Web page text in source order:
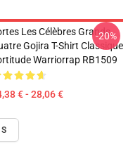
Les Célèbres Grands
Gojira T-Shirt Classique
Warriorrap RB1509
€ - 28,06 €
-20%